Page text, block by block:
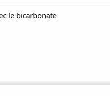
le bicarbonate